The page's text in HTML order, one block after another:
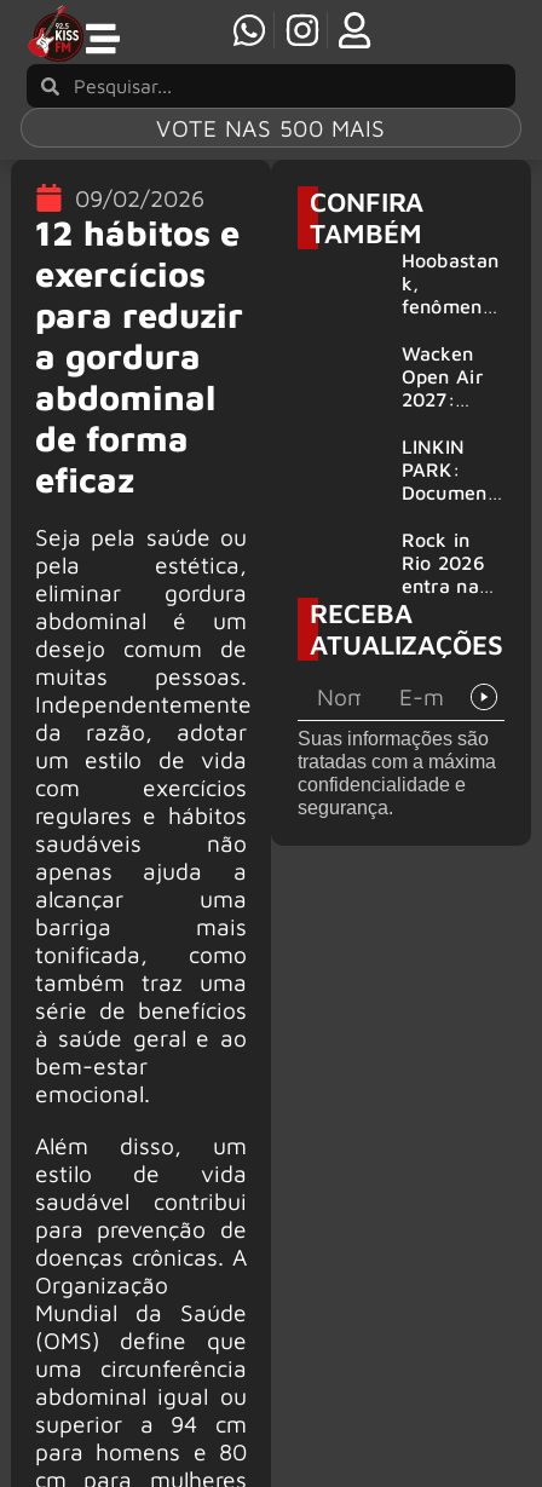
VOTE NAS 500 MAIS
09/02/2026
12 hábitos e
exercícios
para reduzir
a gordura
abdominal
de forma
eficaz
Seja pela saúde ou
pela estética,
eliminar gordura
abdominal é um
desejo comum de
muitas pessoas.
Independentemente
da razão, adotar
um estilo de vida
com exercícios
regulares e hábitos
saudáveis não
apenas ajuda a
alcançar uma
barriga mais
tonificada, como
também traz uma
série de benefícios
à saúde geral e ao
bem-estar
emocional.
Além disso, um
estilo de vida
saudável contribui
para prevenção de
doenças crônicas. A
Organização
Mundial da Saúde
(OMS) define que
uma circunferência
abdominal igual ou
superior a 94 cm
para homens e 80
cm para mulheres
CONFIRA
TAMBÉM
Hoobastan
k,
fenômeno
rock anos
2000,
volta ao
6 shows
Wacken
Open Air
2027:
amplia
line-up e
já
mais de 50
bandas
LINKIN
PARK:
Document
‘Unshatter’
e álbum ao
vivo são
anunciados
Rock in
Rio 2026
entra na
reta final
com
Cidade do
montagem
acelerada
e line-up
completo
confirmad
RECEBA
ATUALIZAÇÕES
Suas informações são
tratadas com a máxima
confidencialidade e
segurança.